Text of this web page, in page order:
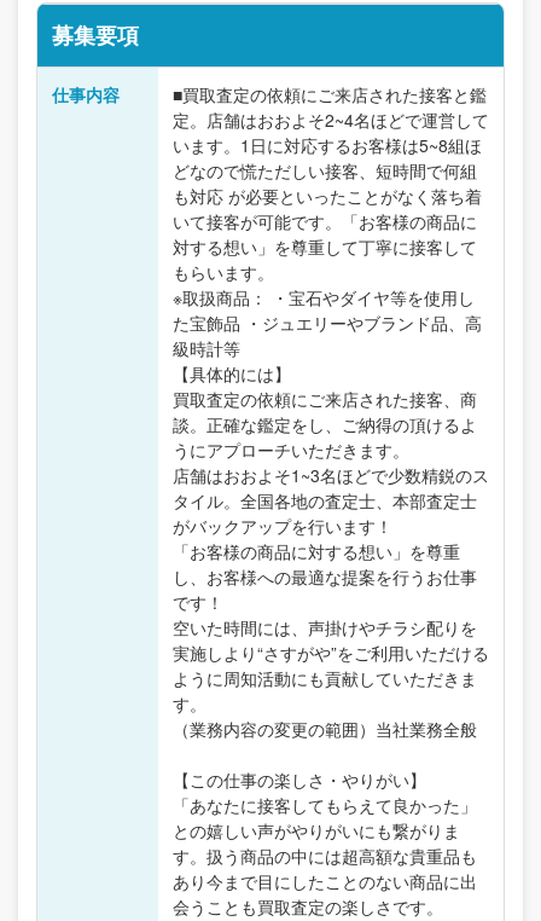
募集要項
仕事内容
■買取査定の依頼にご来店された接客と鑑
定。店舗はおおよそ2~4名ほどで運営して
います。1日に対応するお客様は5~8組ほ
どなので慌ただしい接客、短時間で何組
も対応 が必要といったことがなく落ち着
いて接客が可能です。「お客様の商品に
対する想い」を尊重して丁寧に接客して
もらいます。
※取扱商品： ・宝石やダイヤ等を使用し
た宝飾品 ・ジュエリーやブランド品、高
級時計等
【具体的には】
買取査定の依頼にご来店された接客、商
談。正確な鑑定をし、ご納得の頂けるよ
うにアプローチいただきます。
店舗はおおよそ1~3名ほどで少数精鋭のス
タイル。全国各地の査定士、本部査定士
がバックアップを行います！
「お客様の商品に対する想い」を尊重
し、お客様への最適な提案を行うお仕事
です！
空いた時間には、声掛けやチラシ配りを
実施しより“さすがや”をご利用いただける
ように周知活動にも貢献していただきま
す。
（業務内容の変更の範囲）当社業務全般
【この仕事の楽しさ・やりがい】
「あなたに接客してもらえて良かった」
との嬉しい声がやりがいにも繋がりま
す。扱う商品の中には超高額な貴重品も
あり今まで目にしたことのない商品に出
会うことも買取査定の楽しさです。